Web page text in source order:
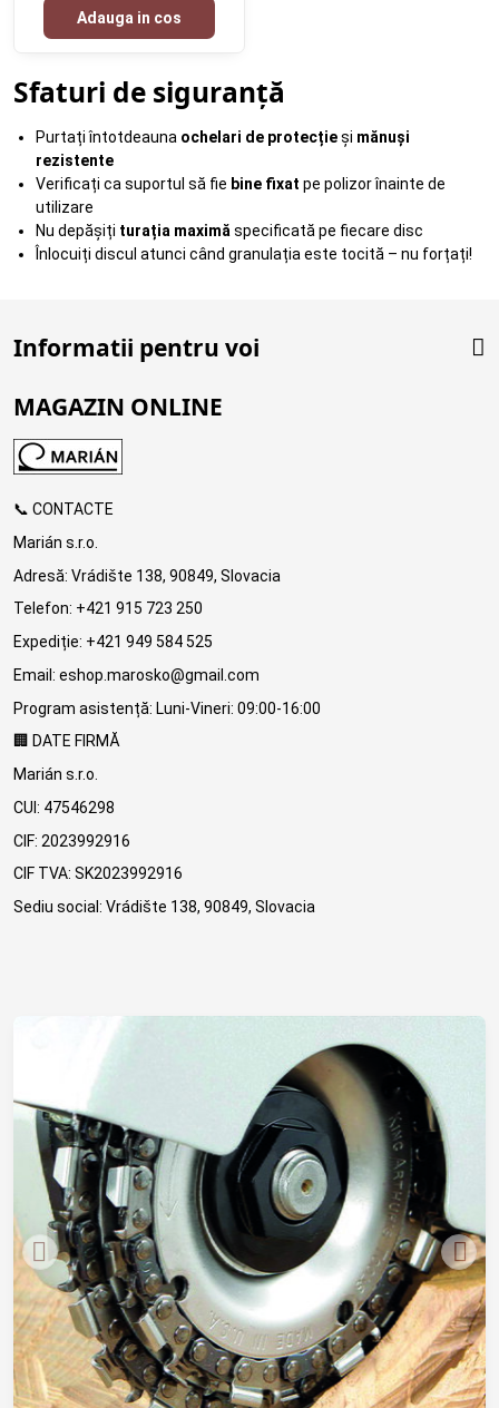
Adauga in cos
Sfaturi de siguranță
Purtați întotdeauna ochelari de protecțieși mănuși
rezistente
Verificați ca suportul să fie bine fixat pe polizor înainte de
utilizare
Nu depășiți turația maximăspecificată pe fiecare disc
Înlocuiți discul atunci când granulația este tocită – nu forțați!
Informatii pentru voi
MAGAZIN ONLINE
📞 CONTACTE
Marián s.r.o.
Adresă: Vrádište 138, 90849, Slovacia
Telefon: +421 915 723 250
Expediție: +421 949 584 525
Email: eshop.marosko@gmail.com
Program asistență: Luni-Vineri: 09:00-16:00
🏢 DATE FIRMĂ
Marián s.r.o.
CUI: 47546298
CIF: 2023992916
CIF TVA: SK2023992916
Sediu social: Vrádište 138, 90849, Slovacia